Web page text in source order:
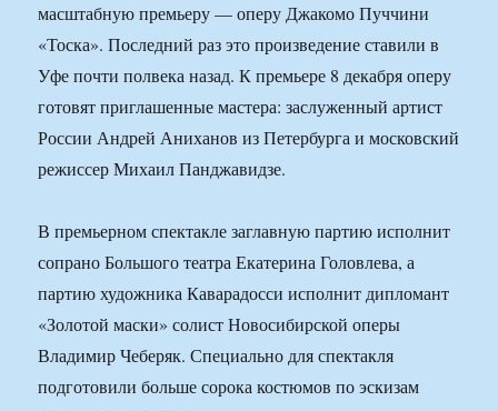
масштабную премьеру — оперу Джакомо Пуччини
«Тоска». Последний раз это произведение ставили в
Уфе почти полвека назад. К премьере 8 декабря оперу
готовят приглашенные мастера: заслуженный артист
России Андрей Аниханов из Петербурга и московский
режиссер Михаил Панджавидзе.
В премьерном спектакле заглавную партию исполнит
сопрано Большого театра Екатерина Головлева, а
партию художника Каварадосси исполнит дипломант
«Золотой маски» солист Новосибирской оперы
Владимир Чеберяк. Специально для спектакля
подготовили больше сорока костюмов по эскизам